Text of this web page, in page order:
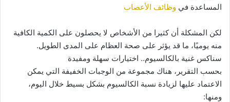
المساعدة في وظائف الأعصاب
لكن المشكلة أن كثيرا من الأشخاص لا يحصلون على الكمية الكافية
منه يوميًا، ما قد يؤثر على صحة العظام على المدى الطويل.
سناكس غنية بالكالسيوم.. اختيارات سهلة ومفيدة
بحسب التقرير، هناك مجموعة من الوجبات الخفيفة التي يمكن
الاعتماد عليها لزيادة نسبة الكالسيوم بشكل بسيط خلال اليوم،
ومنها: